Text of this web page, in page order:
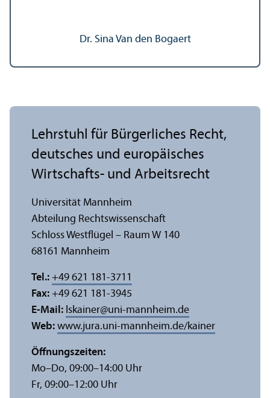
Dr. Sina Van den Bogaert
Lehr­stuhl für Bürgerliches Recht,
deutsches und europäisches
Wirtschafts- und Arbeits­recht
Universität Mannheim
Abteilung Rechts­wissenschaft
Schloss Westflügel – Raum W 140
68161 Mannheim
Tel.: +49 621 181-3711
Fax: +49 621 181-3945
E-Mail: lskainer@uni-mannheim.de
Web: www.jura.uni-mannheim.de/kainer
Öffnungs­zeiten:
Mo–Do, 09:00–14:00 Uhr
Fr, 09:00–12:00 Uhr